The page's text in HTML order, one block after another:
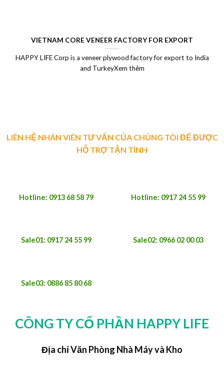
VIETNAM CORE VENEER FACTORY FOR EXPORT
HAPPY LIFE Corp is a veneer plywood factory for export to India
and TurkeyXem thêm
LIÊN HỆ NHÂN VIÊN TƯ VẤN CỦA CHÚNG TÔI ĐỂ ĐƯỢC
HỖ TRỢ TẬN TÌNH
Hotline: 0913 68 58 79 Hotline: 0917 24 55 99
Sale01: 0917 24 55 99 Sale02: 0966 02 00 03
Sale03: 0886 85 80 68
CÔNG TY CỔ PHẦN HAPPY LIFE
Địa chỉ Văn Phòng Nhà Máy và Kho